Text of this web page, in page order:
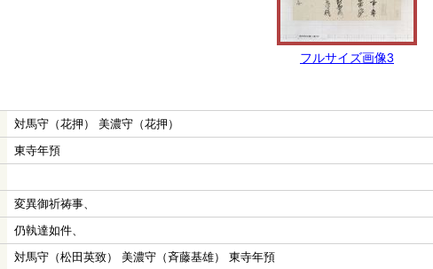
フルサイズ画像3
対馬守（花押） 美濃守（花押）
東寺年預
変異御祈祷事、
仍執達如件、
対馬守（松田英致） 美濃守（斉藤基雄） 東寺年預